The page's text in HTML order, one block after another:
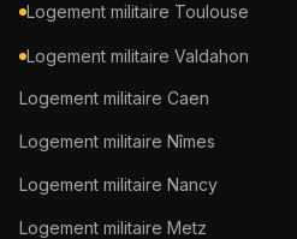
Logement militaire Toulouse
Logement militaire Valdahon
Logement militaire Caen
Logement militaire Nîmes
Logement militaire Nancy
Logement militaire Metz